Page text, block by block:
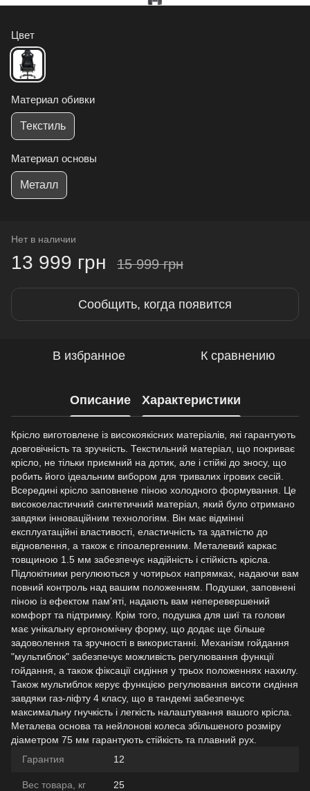
Цвет
Материал обивки
Текстиль
Материал основы
Металл
Нет в наличии
13 999 грн 15 999 грн
Сообщить, когда появится
В избранное К сравнению
Описание Характеристики
Крісло виготовлене із високоякісних матеріалів, які гарантують
довговічність та зручність. Текстильний матеріал, що покриває
крісло, не тільки приємний на дотик, але і стійкі до зносу, що
робить його ідеальним вибором для тривалих ігрових сесій.
Всередині крісло заповнене піною холодного формування. Це
високоеластичний синтетичний матеріал, який було отримано
завдяки інноваційним технологіям. Він має відмінні
експлуатаційні властивості, еластичність та здатністю до
відновлення, а також є гіпоалергенним. Металевий каркас
товщиною 1.5 мм забезпечує надійність і стійкість крісла.
Підлокітники регулюються у чотирьох напрямках, надаючи вам
повний контроль над вашим положенням. Подушки, заповнені
піною із ефектом пам'яті, надають вам неперевершений
комфорт та підтримку. Крім того, подушка для шиї та голови
має унікальну ергономічну форму, що додає ще більше
задоволення та зручності в використанні. Механізм гойдання
"мультиблок" забезпечує можливість регулювання функції
гойдання, а також фіксації сидіння у трьох положеннях нахилу.
Також мультиблок керує функцією регулювання висоти сидіння
завдяки газ-ліфту 4 класу, що в тандемі забезпечує
максимальну гнучкість і легкість налаштування вашого крісла.
Металева основа та нейлонові колеса збільшеного розміру
діаметром 75 мм гарантують стійкість та плавний рух.
Гарантия
12
Вес товара, кг 25